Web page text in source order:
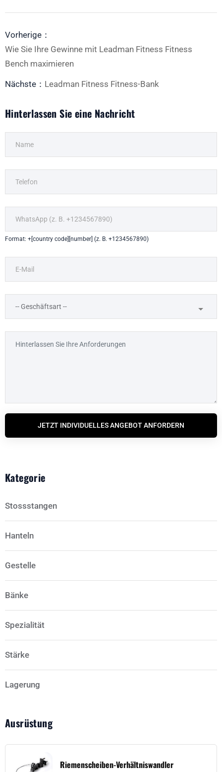
Vorherige：
Wie Sie Ihre Gewinne mit Leadman Fitness Fitness
Bench maximieren
Nächste： Leadman Fitness Fitness-Bank
Hinterlassen Sie eine Nachricht
Format: +[country code][number] (z. B. +1234567890)
JETZT INDIVIDUELLES ANGEBOT ANFORDERN
Kategorie
Stossstangen
Hanteln
Gestelle
Bänke
Spezialität
Stärke
Lagerung
Ausrüstung
Riemenscheiben-Verhältniswandler